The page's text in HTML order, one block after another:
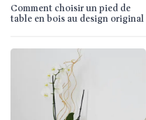
Comment choisir un pied de
table en bois au design original